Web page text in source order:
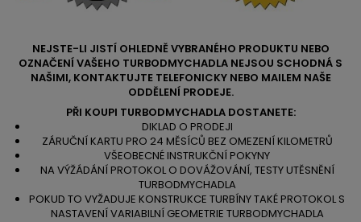
NEJSTE-LI JISTÍ OHLEDNĚ VYBRANÉHO PRODUKTU NEBO
OZNAČENÍ VAŠEHO TURBODMYCHADLA NEJSOU SCHODNÁ S
NAŠIMI, KONTAKTUJTE TELEFONICKY NEBO MAILEM NAŠE
ODDĚLENÍ PRODEJE.
PŘI KOUPI TURBODMYCHADLA DOSTANETE:
DIKLAD O PRODEJI
ZÁRUČNÍ KARTU PRO 24 MĚSÍCŮ BEZ OMEZENÍ KILOMETRŮ
VŠEOBECNÉ INSTRUKČNÍ POKYNY
NA VÝŽÁDÁNÍ PROTOKOL O DOVÁŽOVÁNÍ, TESTY UTĚSNĚNÍ
TURBODMYCHADLA
POKUD TO VYŽADUJE KONSTRUKCE TURBÍNY TAKÉ PROTOKOL S
NASTAVENÍ VARIABILNÍ GEOMETRIE TURBODMYCHADLA